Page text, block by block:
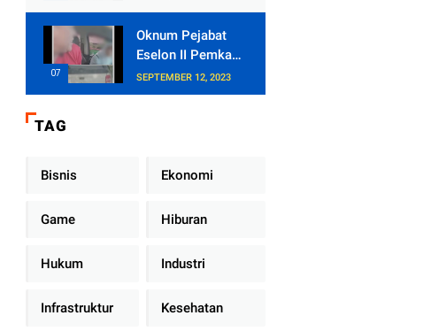
Kudus Zona Hijau
Oknum Pejabat
Eselon II Pemkab
Lampung Utara
Asik Ngobrol
Dinas
SEPTEMBER 12, 2023
TAG
Bisnis Ekonomi
Game Hiburan
Hukum Industri
Infrastruktur Kesehatan